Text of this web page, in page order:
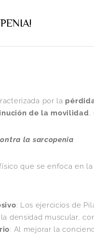
por la
de la movilidad,
la sarcopenia
que se enfoca en
: Los ejercicios de
densidad muscular,
: Al mejorar la